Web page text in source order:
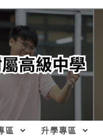
區 升學專區